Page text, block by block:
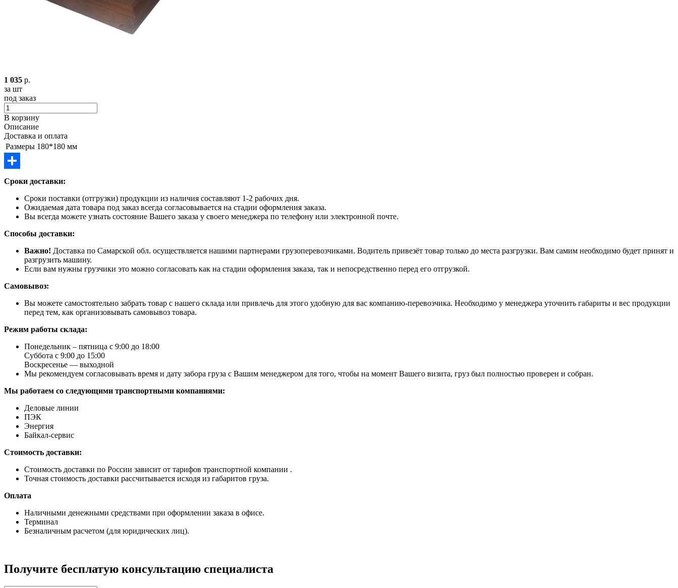
1 035 р.
за шт
под заказ
В корзину
Описание
Доставка и оплата
Размеры 180*180 мм
Отправить
Сроки доставки:
Сроки поставки (отгрузки) продукции из наличия составляют 1-2 рабочих дня.
Ожидаемая дата товара под заказ всегда согласовывается на стадии оформления заказа.
Вы всегда можете узнать состояние Вашего заказа у своего менеджера по телефону или электронной почте.
Способы доставки:
Важно! Доставка по Самарской обл. осуществляется нашими партнерами грузоперевозчиками. Водитель привезёт товар только до места разгрузки. Вам самим необходимо будет принят и
разгрузить машину.
Если вам нужны грузчики это можно согласовать как на стадии оформления заказа, так и непосредственно перед его отгрузкой.
Самовывоз:
Вы можете самостоятельно забрать товар с нашего склада или привлечь для этого удобную для вас компанию-перевозчика. Необходимо у менеджера уточнить габариты и вес продукции
перед тем, как организовывать самовывоз товара.
Режим работы склада:
Понедельник – пятница с 9:00 до 18:00
Суббота с 9:00 до 15:00
Воскресенье — выходной
Мы рекомендуем согласовывать время и дату забора груза с Вашим менеджером для того, чтобы на момент Вашего визита, груз был полностью проверен и собран.
Мы работаем со следующими транспортными компаниями:
Деловые линии
ПЭК
Энергия
Байкал-сервис
Стоимость доставки:
Стоимость доставки по России зависит от тарифов транспортной компании .
Точная стоимость доставки рассчитывается исходя из габаритов груза.
Оплата
Наличными денежными средствами при оформлении заказа в офисе.
Терминал
Безналичным расчетом (для юридических лиц).
Получите бесплатую консультацию специалиста